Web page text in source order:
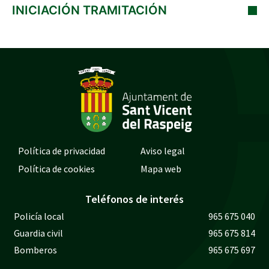
INICIACIÓN TRAMITACIÓN
Política de privacidad
Aviso legal
Política de cookies
Mapa web
Teléfonos de interés
Policía local
965 675 040
Guardia civil
965 675 814
Bomberos
965 675 697